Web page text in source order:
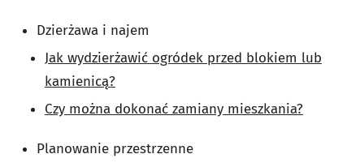
Dzierżawa i najem
Jak wydzierżawić ogródek przed blokiem lub
kamienicą?
Czy można dokonać zamiany mieszkania?
Planowanie przestrzenne